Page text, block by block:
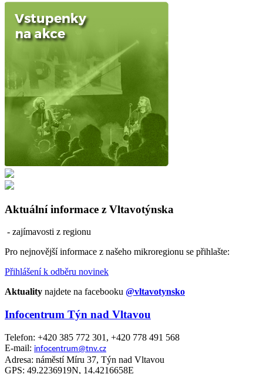
Aktuální informace z Vltavotýnska
- zajímavosti z regionu
Pro nejnovější informace z našeho mikroregionu se přihlašte:
Přihlášení k odběru novinek
Aktuality najdete na facebooku @vltavotynsko
Infocentrum Týn nad Vltavou
Telefon: +420 385 772 301, +420 778 491 568
E-mail: infocentrum@tnv.cz
Adresa: náměstí Míru 37, Týn nad Vltavou
GPS: 49.2236919N, 14.4216658E